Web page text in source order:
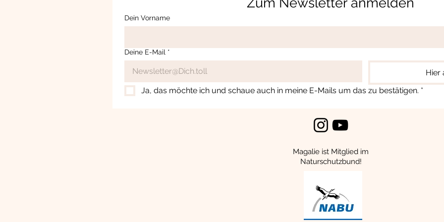
Dein Vorname
Deine E-Mail *
Hier
Ja, das möchte ich und schaue auch in meine E-Mails um das zu bestätigen. *
Magalie ist Mitglied im
Naturschutzbund!